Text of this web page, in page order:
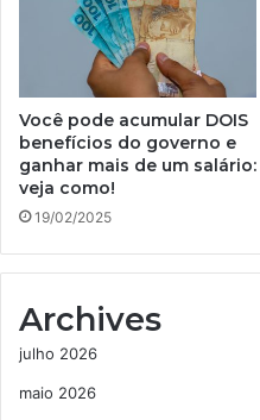
Você pode acumular DOIS
benefícios do governo e
ganhar mais de um salário:
veja como!
19/02/2025
Archives
julho 2026
maio 2026